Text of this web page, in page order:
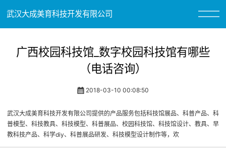
武汉大成美育科技开发有限公司
广西校园科技馆_数字校园科技馆有哪些
（电话咨询）
2018-03-10 00:08:50
武汉大成美育科技开发有限公司提供的产品服务包括科技馆展品、科普产品、科
普模型、科技教具、科技模型、科普展品、校园科技馆、科技馆设计、教具、早
教科技产品、科学diy、科普展品研发、科技模型设计制作等，欢